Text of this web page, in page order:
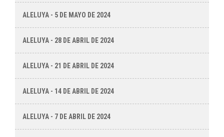
ALELUYA - 5 DE MAYO DE 2024
ALELUYA - 28 DE ABRIL DE 2024
ALELUYA - 21 DE ABRIL DE 2024
ALELUYA - 14 DE ABRIL DE 2024
ALELUYA - 7 DE ABRIL DE 2024